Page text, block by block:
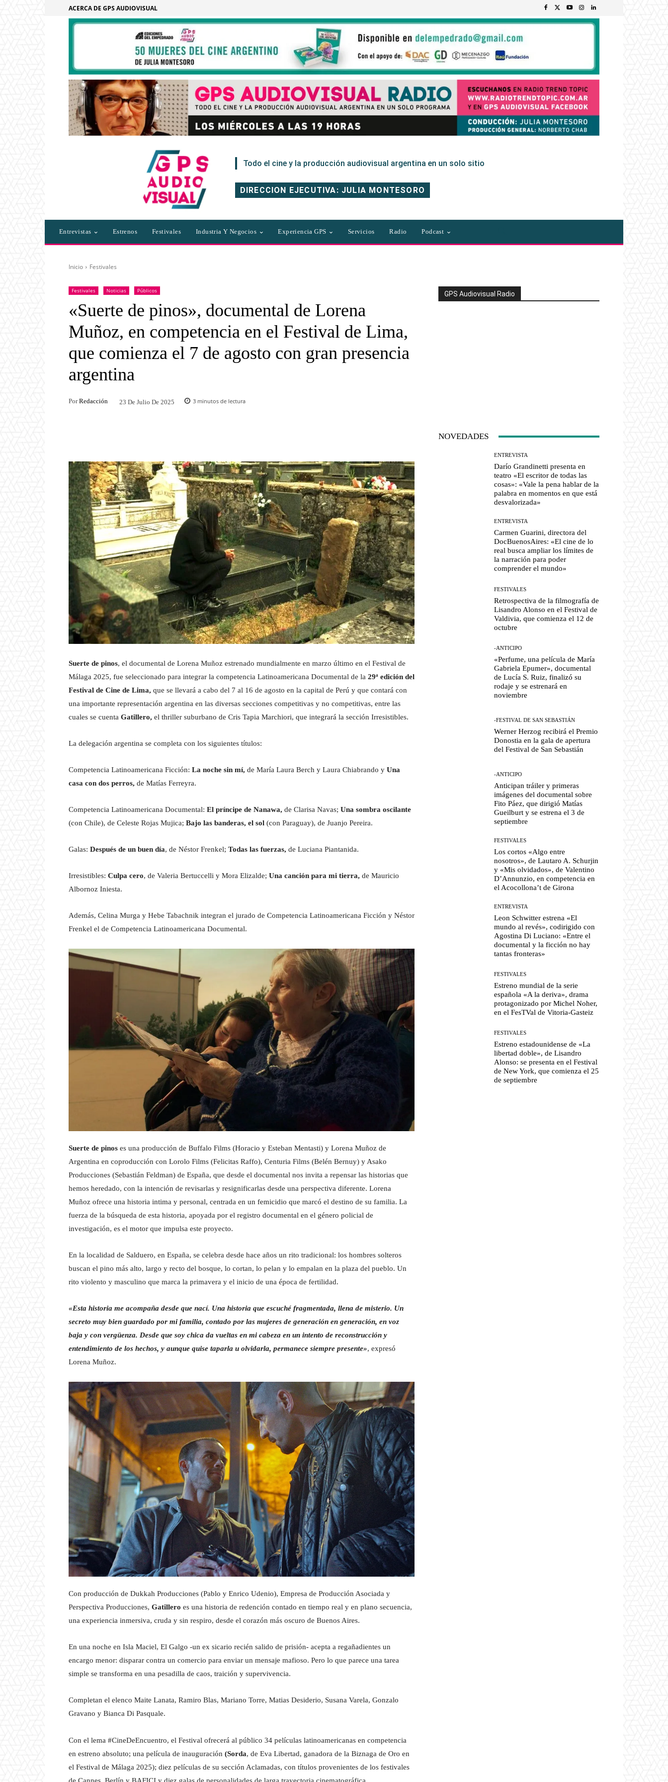
ACERCA DE GPS AUDIOVISUAL
Todo el cine y la producción audiovisual argentina en un solo sitio
DIRECCION EJECUTIVA: JULIA MONTESORO
Entrevistas Estrenos Festivales Industria Y Negocios Experiencia GPS Servicios Radio Podcast
Inicio Festivales
Festivales Noticias Públicos
«Suerte de pinos», documental de Lorena
Muñoz, en competencia en el Festival de Lima,
que comienza el 7 de agosto con gran presencia
argentina
Por Redacción 23 De Julio De 2025 3 minutos de lectura
Suerte de pinos, el documental de Lorena Muñoz estrenado mundialmente en marzo último en el Festival de
Málaga 2025, fue seleccionado para integrar la competencia Latinoamericana Documental de la 29ª edición del
Festival de Cine de Lima, que se llevará a cabo del 7 al 16 de agosto en la capital de Perú y que contará con
una importante representación argentina en las diversas secciones competitivas y no competitivas, entre las
cuales se cuenta Gatillero, el thriller suburbano de Cris Tapia Marchiori, que integrará la sección Irresistibles.
La delegación argentina se completa con los siguientes títulos:
Competencia Latinoamericana Ficción: La noche sin mí, de María Laura Berch y Laura Chiabrando y Una
casa con dos perros, de Matías Ferreyra.
Competencia Latinoamericana Documental: El príncipe de Nanawa, de Clarisa Navas; Una sombra oscilante
(con Chile), de Celeste Rojas Mujica; Bajo las banderas, el sol (con Paraguay), de Juanjo Pereira.
Galas: Después de un buen día, de Néstor Frenkel; Todas las fuerzas, de Luciana Piantanida.
Irresistibles: Culpa cero, de Valeria Bertuccelli y Mora Elizalde; Una canción para mi tierra, de Mauricio
Albornoz Iniesta.
Además, Celina Murga y Hebe Tabachnik integran el jurado de Competencia Latinoamericana Ficción y Néstor
Frenkel el de Competencia Latinoamericana Documental.
Suerte de pinos es una producción de Buffalo Films (Horacio y Esteban Mentasti) y Lorena Muñoz de
Argentina en coproducción con Lorolo Films (Felicitas Raffo), Centuria Films (Belén Bernuy) y Asako
Producciones (Sebastián Feldman) de España, que desde el documental nos invita a repensar las historias que
hemos heredado, con la intención de revisarlas y resignificarlas desde una perspectiva diferente. Lorena
Muñoz ofrece una historia intima y personal, centrada en un femicidio que marcó el destino de su familia. La
fuerza de la búsqueda de esta historia, apoyada por el registro documental en el género policial de
investigación, es el motor que impulsa este proyecto.
En la localidad de Salduero, en España, se celebra desde hace años un rito tradicional: los hombres solteros
buscan el pino más alto, largo y recto del bosque, lo cortan, lo pelan y lo empalan en la plaza del pueblo. Un
rito violento y masculino que marca la primavera y el inicio de una época de fertilidad.
«Esta historia me acompaña desde que nací. Una historia que escuché fragmentada, llena de misterio. Un
secreto muy bien guardado por mi familia, contado por las mujeres de generación en generación, en voz
baja y con vergüenza. Desde que soy chica da vueltas en mi cabeza en un intento de reconstrucción y
entendimiento de los hechos, y aunque quise taparla u olvidarla, permanece siempre presente», expresó
Lorena Muñoz.
Con producción de Dukkah Producciones (Pablo y Enrico Udenio), Empresa de Producción Asociada y
Perspectiva Producciones, Gatillero es una historia de redención contado en tiempo real y en plano secuencia,
una experiencia inmersiva, cruda y sin respiro, desde el corazón más oscuro de Buenos Aires.
En una noche en Isla Maciel, El Galgo -un ex sicario recién salido de prisión- acepta a regañadientes un
encargo menor: disparar contra un comercio para enviar un mensaje mafioso. Pero lo que parece una tarea
simple se transforma en una pesadilla de caos, traición y supervivencia.
Completan el elenco Maite Lanata, Ramiro Blas, Mariano Torre, Matias Desiderio, Susana Varela, Gonzalo
Gravano y Bianca Di Pasquale.
Con el lema #CineDeEncuentro, el Festival ofrecerá al público 34 películas latinoamericanas en competencia
en estreno absoluto; una película de inauguración (Sorda, de Eva Libertad, ganadora de la Biznaga de Oro en
el Festival de Málaga 2025); diez películas de su sección Aclamadas, con títulos provenientes de los festivales
GPS Audiovisual Radio
NOVEDADES
ENTREVISTA
Darío Grandinetti presenta en
teatro «El escritor de todas las
cosas»: «Vale la pena hablar de la
palabra en momentos en que está
desvalorizada»
ENTREVISTA
Carmen Guarini, directora del
DocBuenosAires: «El cine de lo
real busca ampliar los límites de
la narración para poder
comprender el mundo»
FESTIVALES
Retrospectiva de la filmografía de
Lisandro Alonso en el Festival de
Valdivia, que comienza el 12 de
octubre
-ANTICIPO
«Perfume, una película de María
Gabriela Epumer», documental
de Lucía S. Ruiz, finalizó su
rodaje y se estrenará en
noviembre
-FESTIVAL DE SAN SEBASTIÁN
Werner Herzog recibirá el Premio
Donostia en la gala de apertura
del Festival de San Sebastián
-ANTICIPO
Anticipan tráiler y primeras
imágenes del documental sobre
Fito Páez, que dirigió Matías
Gueilburt y se estrena el 3 de
septiembre
FESTIVALES
Los cortos «Algo entre
nosotros», de Lautaro A. Schurjin
y «Mis olvidados», de Valentino
D’Annunzio, en competencia en
el Acocollona’t de Girona
ENTREVISTA
Leon Schwitter estrena «El
mundo al revés», codirigido con
Agostina Di Luciano: «Entre el
documental y la ficción no hay
tantas fronteras»
FESTIVALES
Estreno mundial de la serie
española «A la deriva», drama
protagonizado por Michel Noher,
en el FesTVal de Vitoria-Gasteiz
FESTIVALES
Estreno estadounidense de «La
libertad doble», de Lisandro
Alonso: se presenta en el Festival
de New York, que comienza el 25
de septiembre